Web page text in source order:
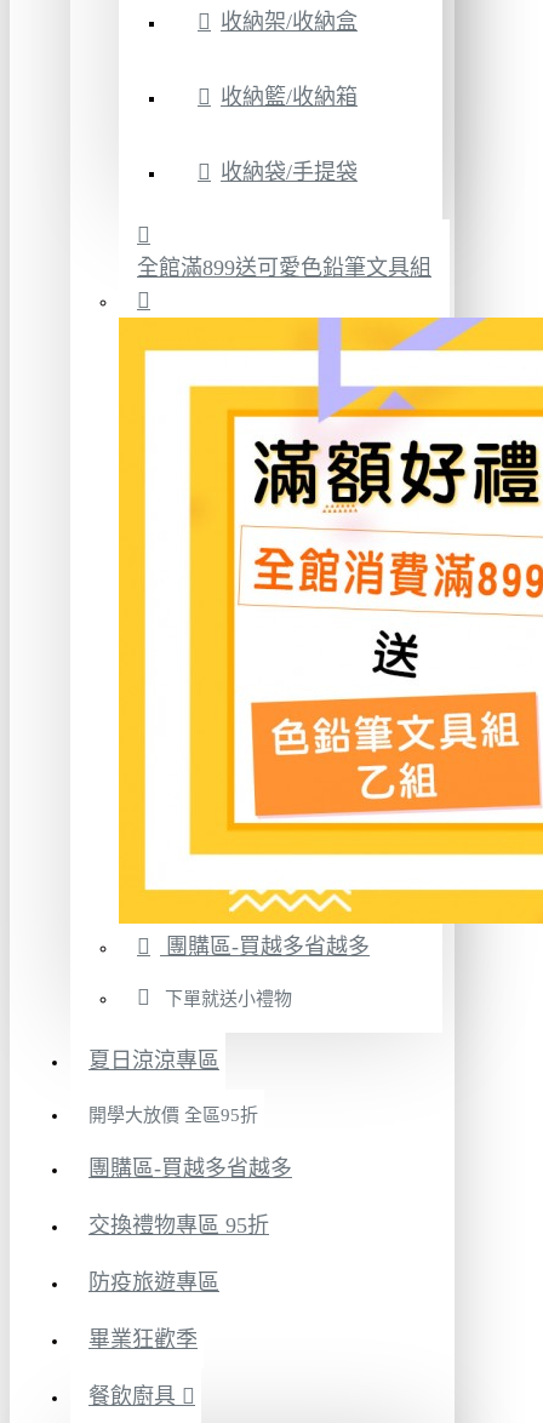
收納架/收納盒
收納籃/收納箱
收納袋/手提袋
全館滿899送可愛色鉛筆文具組
團購區-買越多省越多
下單就送小禮物
夏日涼涼專區
開學大放價 全區95折
團購區-買越多省越多
交換禮物專區 95折
防疫旅遊專區
畢業狂歡季
餐飲廚具